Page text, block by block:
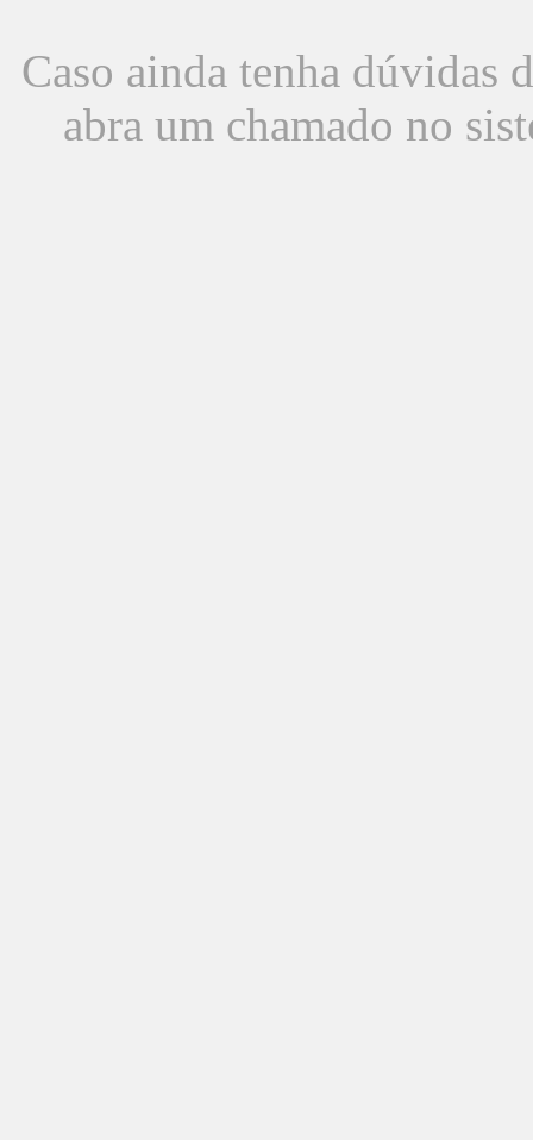
Caso ainda tenha dúvidas
abra um chamado no